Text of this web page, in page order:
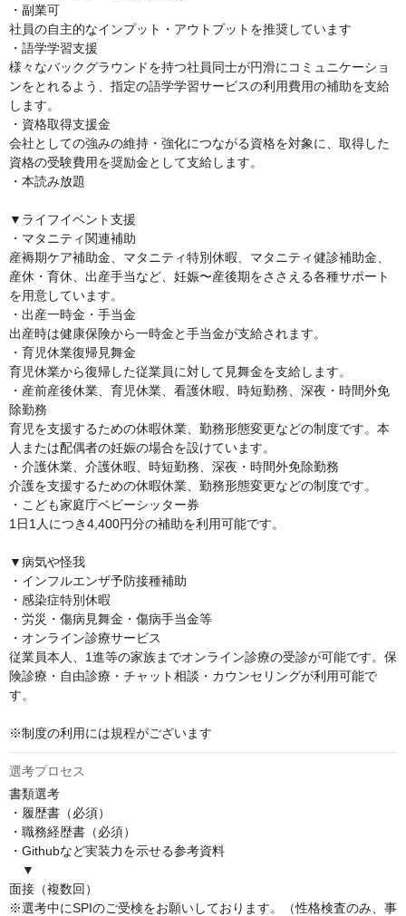
・副業可
社員の自主的なインプット・アウトプットを推奨しています
・語学学習支援
様々なバックグラウンドを持つ社員同士が円滑にコミュニケーショ
ンをとれるよう、指定の語学学習サービスの利用費用の補助を支給
します。
・資格取得支援金
会社としての強みの維持・強化につながる資格を対象に、取得した
資格の受験費用を奨励金として支給します。
・本読み放題
▼ライフイベント支援
・マタニティ関連補助
産褥期ケア補助金、マタニティ特別休暇、マタニティ健診補助金、
産休・育休、出産手当など、妊娠〜産後期をささえる各種サポート
を用意しています。
・出産一時金・手当金
出産時は健康保険から一時金と手当金が支給されます。
・育児休業復帰見舞金
育児休業から復帰した従業員に対して見舞金を支給します。
・産前産後休業、育児休業、看護休暇、時短勤務、深夜・時間外免
除勤務
育児を支援するための休暇休業、勤務形態変更などの制度です。本
人または配偶者の妊娠の場合を設けています。
・介護休業、介護休暇、時短勤務、深夜・時間外免除勤務
介護を支援するための休暇休業、勤務形態変更などの制度です。
・こども家庭庁ベビーシッター券
1日1人につき4,400円分の補助を利用可能です。
▼病気や怪我
・インフルエンザ予防接種補助
・感染症特別休暇
・労災・傷病見舞金・傷病手当金等
・オンライン診療サービス
従業員本人、1進等の家族までオンライン診療の受診が可能です。保
険診療・自由診療・チャット相談・カウンセリングが利用可能で
す。
※制度の利用には規程がございます
選考プロセス
書類選考
・履歴書（必須）
・職務経歴書（必須）
・Githubなど実装力を示せる参考資料
▼
面接（複数回）
※選考中にSPIのご受検をお願いしております。（性格検査のみ、事